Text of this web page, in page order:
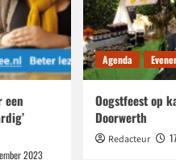
een
2023
Agenda
Oogstfeest op
Doorwerth
Redacteur